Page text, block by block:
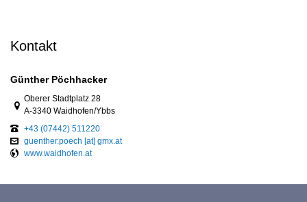
Kontakt
Günther Pöchhacker
Link zur Google-Maps Navigation
Oberer Stadtplatz 28
A-3340 Waidhofen/Ybbs
+43 (07442) 511220
guenther.poech [at] gmx.at
www.waidhofen.at